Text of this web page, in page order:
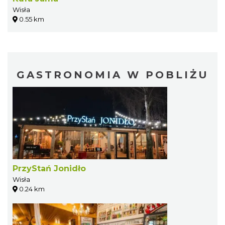
Wisła
0.55 km
GASTRONOMIA W POBLIŻU
PrzyStań Jonidło
Wisła
0.24 km